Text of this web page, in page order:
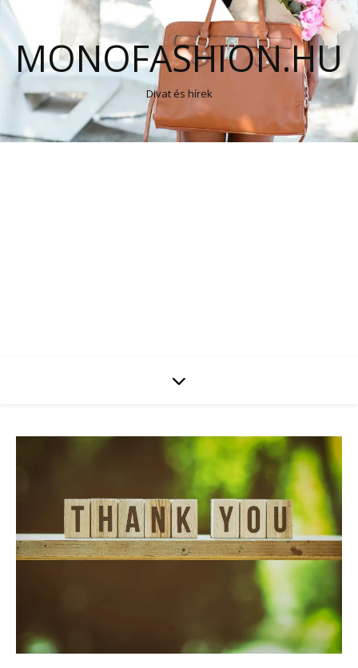
MONOFASHION.HU
Divat és hírek